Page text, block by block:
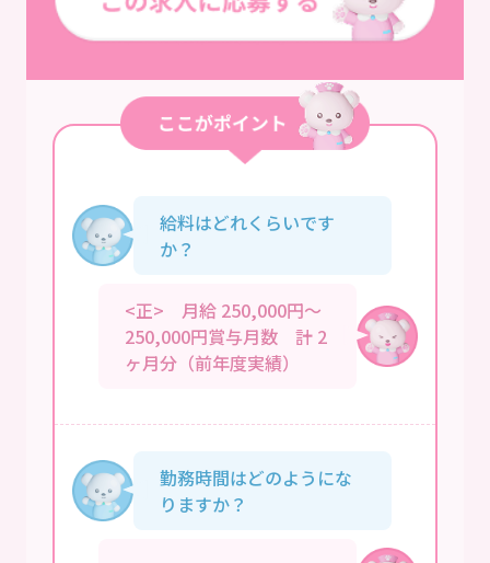
給料はどれくらいです
か？
<正> 月給 250,000円～
250,000円賞与月数 計 2
ヶ月分（前年度実績）
勤務時間はどのようにな
りますか？